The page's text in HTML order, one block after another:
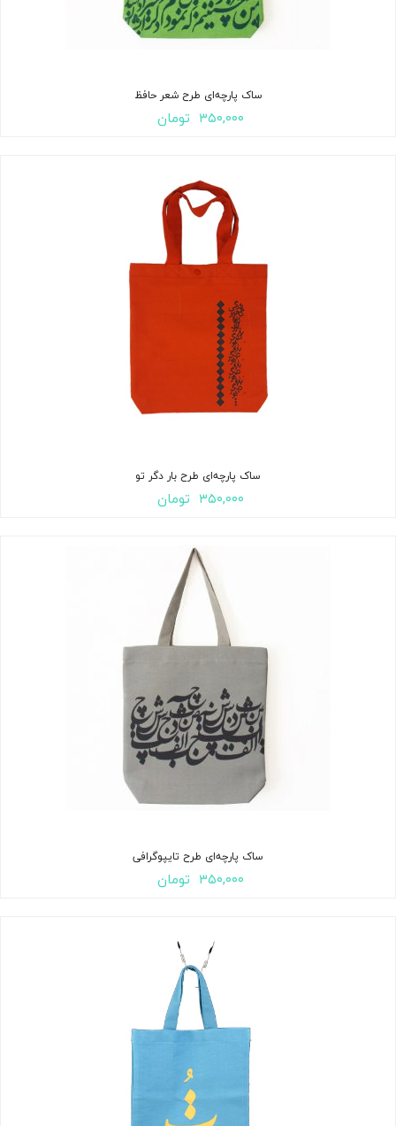
ساک پارچه‌ای طرح شعر حافظ
۳۵۰,۰۰۰ تومان
ساک پارچه‌ای طرح بار دگر تو
۳۵۰,۰۰۰ تومان
ساک پارچه‌ای طرح تایپوگرافی
۳۵۰,۰۰۰ تومان